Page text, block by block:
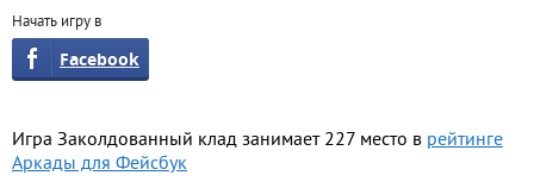
Начать игру в
Facebook
Игра Заколдованный клад занимает 227 место в рейтинге
Аркады для Фейсбук